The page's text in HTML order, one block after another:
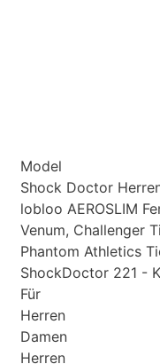
Model
Shock Doctor
lobloo AEROSLIM
Venum, Challenger
Phantom Athletics
ShockDoctor 221 -
Für
Herren
Damen
Herren